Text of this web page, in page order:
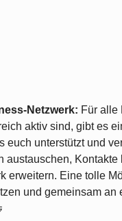
Netzwerk: Für alle
aktiv sind, gibt es
euch unterstützt und
austauschen, Kontakte
erweitern. Eine tolle
und gemeinsam an